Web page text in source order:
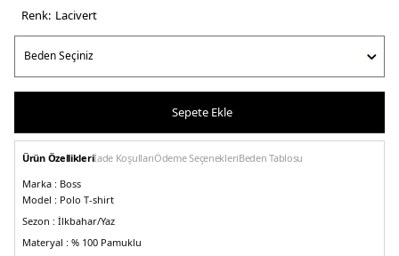
Renk: laci̇vert
Sepete Ekle
Ürün Özellikleriİade KoşullarıÖdeme SeçenekleriBeden Tablosu
Marka : Boss
Model : Polo T-shirt
Sezon : İlkbahar/Yaz
Materyal : % 100 Pamuklu